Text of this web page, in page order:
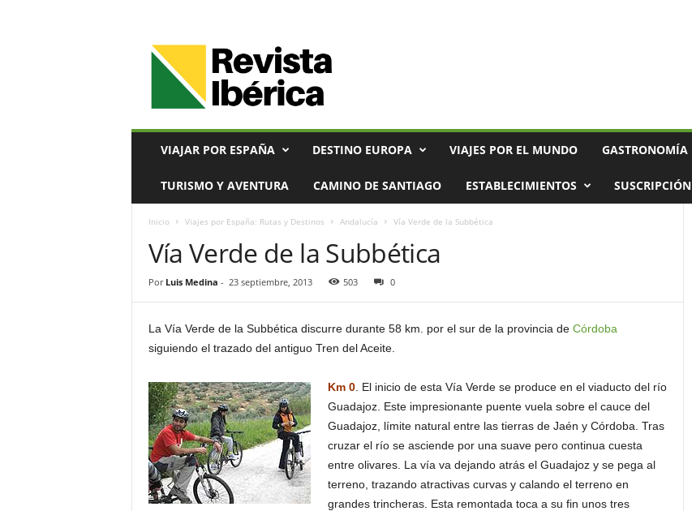
VIAJAR POR ESPAÑA DESTINO EUROPA VIAJES POR EL MUNDO GASTRONOMÍA
TURISMO Y AVENTURA CAMINO DE SANTIAGO ESTABLECIMIENTOS SUSCRIPCIÓN
Inicio Viajes por España: Rutas y Destinos Andalucía Vía Verde de la Subbética
Vía Verde de la Subbética
Por Luis Medina - 23 septiembre, 2013 503 0
La Vía Verde de la Subbética discurre durante 58 km. por el sur de la provincia de Córdoba
siguiendo el trazado del antiguo Tren del Aceite.
Km 0. El inicio de esta Vía Verde se produce en el viaducto del río
Guadajoz. Este impresionante puente vuela sobre el cauce del
Guadajoz, límite natural entre las tierras de Jaén y Córdoba. Tras
cruzar el río se asciende por una suave pero continua cuesta
entre olivares. La vía va dejando atrás el Guadajoz y se pega al
terreno, trazando atractivas curvas y calando el terreno en
grandes trincheras. Esta remontada toca a su fin unos tres